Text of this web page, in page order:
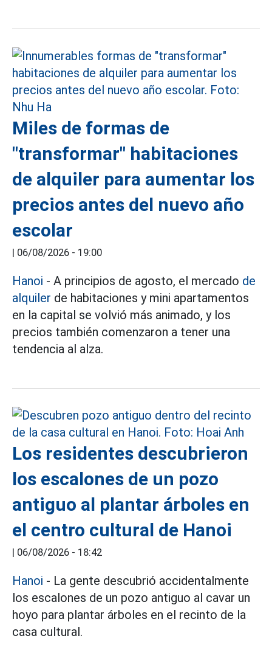
Miles de formas de
"transformar" habitaciones
de alquiler para aumentar los
precios antes del nuevo año
escolar
| 06/08/2026 - 19:00
Hanoi - A principios de agosto, el mercado de
alquiler de habitaciones y mini apartamentos
en la capital se volvió más animado, y los
precios también comenzaron a tener una
tendencia al alza.
Los residentes descubrieron
los escalones de un pozo
antiguo al plantar árboles en
el centro cultural de Hanoi
| 06/08/2026 - 18:42
Hanoi - La gente descubrió accidentalmente
los escalones de un pozo antiguo al cavar un
hoyo para plantar árboles en el recinto de la
casa cultural.